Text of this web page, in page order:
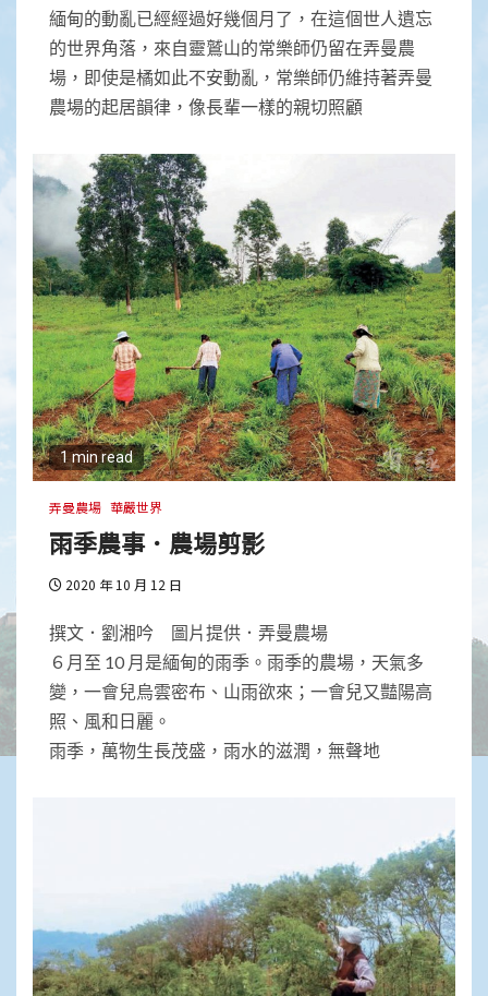
緬甸的動亂已經經過好幾個月了，在這個世人遺忘
的世界角落，來自靈鷲山的常樂師仍留在弄曼農
場，即使是橘如此不安動亂，常樂師仍維持著弄曼
農場的起居韻律，像長輩一樣的親切照顧
1 min read
弄曼農場 華嚴世界
雨季農事．農場剪影
2020 年 10 月 12 日
撰文．劉湘吟 圖片提供．弄曼農場
６月至 10 月是緬甸的雨季。雨季的農場，天氣多
變，一會兒烏雲密布、山雨欲來；一會兒又豔陽高
照、風和日麗。
雨季，萬物生長茂盛，雨水的滋潤，無聲地